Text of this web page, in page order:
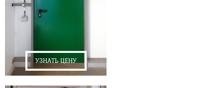
УЗНАТЬ ЦЕНУ